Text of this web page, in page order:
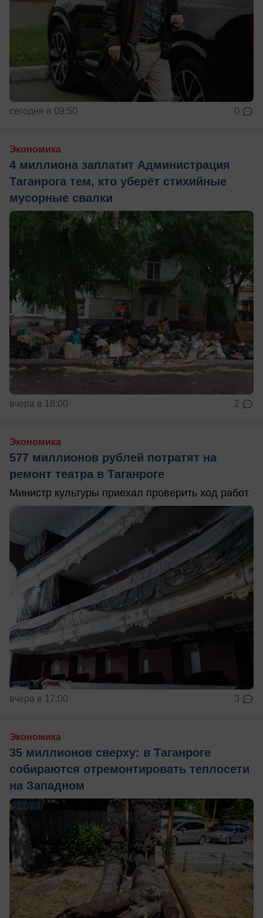
сегодня в 09:50 0
Экономика
4 миллиона заплатит Администрация
Таганрога тем, кто уберёт стихийные
мусорные свалки
вчера в 18:00 2
Экономика
577 миллионов рублей потратят на
ремонт театра в Таганроге
Министр культуры приехал проверить ход работ
вчера в 17:00 3
Экономика
35 миллионов сверху: в Таганроге
собираются отремонтировать теплосети
на Западном